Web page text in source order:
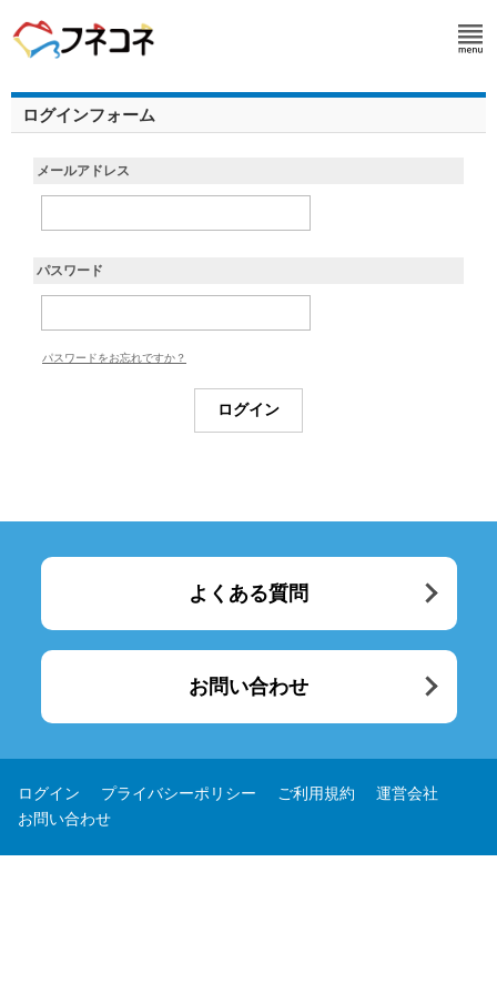
ログインフォーム
メールアドレス
パスワード
パスワードをお忘れですか？
よくある質問
お問い合わせ
ログイン プライバシーポリシー ご利用規約
運営会社
お問い合わせ